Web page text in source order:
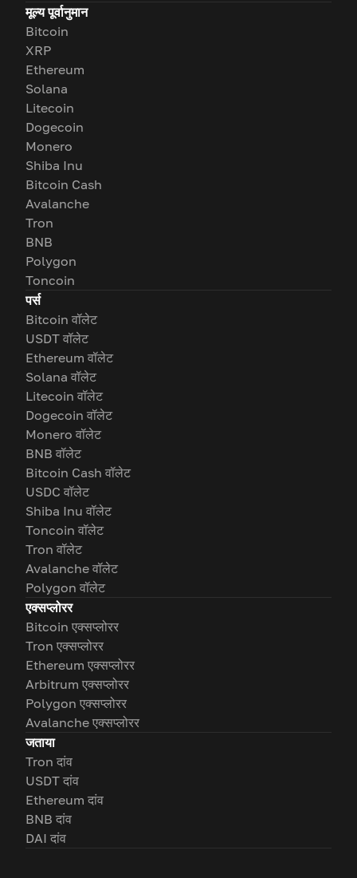
मूल्य पूर्वानुमान
Bitcoin
XRP
Ethereum
Solana
Litecoin
Dogecoin
Monero
Shiba Inu
Bitcoin Cash
Avalanche
Tron
BNB
Polygon
Toncoin
पर्स
Bitcoin वॉलेट
USDT वॉलेट
Ethereum वॉलेट
Solana वॉलेट
Litecoin वॉलेट
Dogecoin वॉलेट
Monero वॉलेट
BNB वॉलेट
Bitcoin Cash वॉलेट
USDC वॉलेट
Shiba Inu वॉलेट
Toncoin वॉलेट
Tron वॉलेट
Avalanche वॉलेट
Polygon वॉलेट
एक्सप्लोरर
Bitcoin एक्सप्लोरर
Tron एक्सप्लोरर
Ethereum एक्सप्लोरर
Arbitrum एक्सप्लोरर
Polygon एक्सप्लोरर
Avalanche एक्सप्लोरर
जताया
Tron दांव
USDT दांव
Ethereum दांव
BNB दांव
DAI दांव